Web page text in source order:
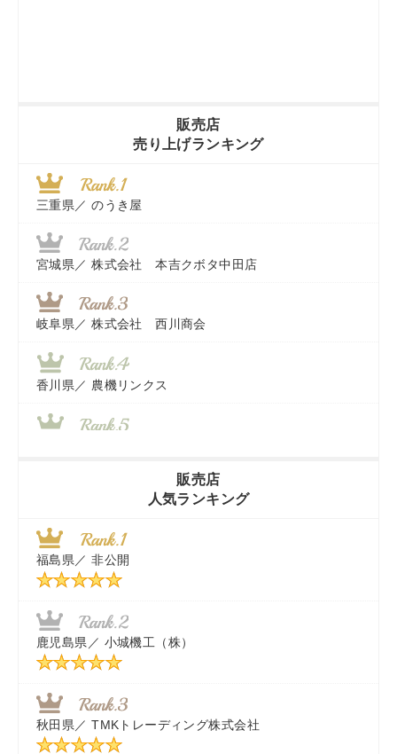
販売店
売り上げランキング
三重県／ のうき屋
宮城県／ 株式会社 本吉クボタ中田店
岐阜県／ 株式会社 西川商会
香川県／ 農機リンクス
近江商事合同会社：「茨城中古農建機販売」
千葉県／ 株式会社テクノ・タカ
福岡県／株式会社カドワキ機械（旧ナカガワ農機商会）
東京都／
販売店
人気ランキング
福島県／ 非公開
鹿児島県／ 小城機工（株）
秋田県／ TMKトレーディング株式会社